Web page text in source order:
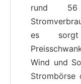
rund
es
Wind und
Strombörse